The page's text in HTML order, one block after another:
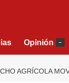
Opinión –
AGRÍCOLA